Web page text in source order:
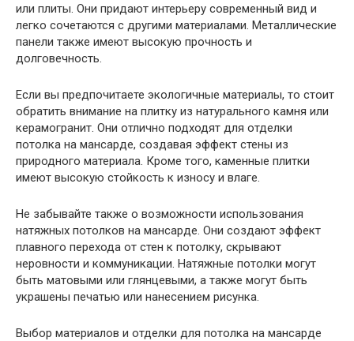
или плиты. Они придают интерьеру современный вид и
легко сочетаются с другими материалами. Металлические
панели также имеют высокую прочность и
долговечность.
Если вы предпочитаете экологичные материалы, то стоит
обратить внимание на плитку из натурального камня или
керамогранит. Они отлично подходят для отделки
потолка на мансарде, создавая эффект стены из
природного материала. Кроме того, каменные плитки
имеют высокую стойкость к износу и влаге.
Не забывайте также о возможности использования
натяжных потолков на мансарде. Они создают эффект
плавного перехода от стен к потолку, скрывают
неровности и коммуникации. Натяжные потолки могут
быть матовыми или глянцевыми, а также могут быть
украшены печатью или нанесением рисунка.
Выбор материалов и отделки для потолка на мансарде